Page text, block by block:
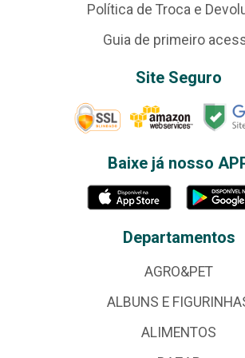
Política de Troca e
Guia de primeiro
Site Seguro
Baixe já nosso
Departamentos
AGRO&PET
ALBUNS E
ALIMENTOS